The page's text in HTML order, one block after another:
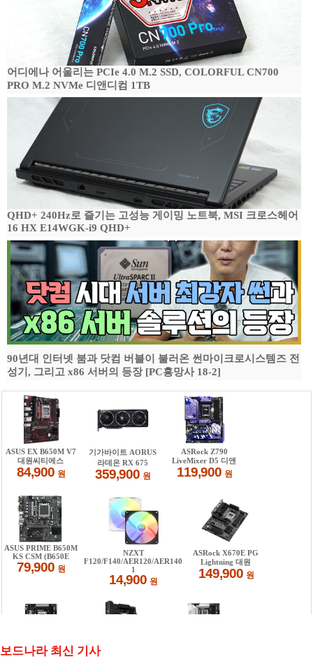
어디에나 어울리는 PCIe 4.0 M.2 SSD, COLORFUL CN700
PRO M.2 NVMe 디앤디컴 1TB
QHD+ 240Hz로 즐기는 고성능 게이밍 노트북, MSI 크로스헤어
16 HX E14WGK-i9 QHD+
90년대 인터넷 붐과 닷컴 버블이 불러온 썬마이크로시스템즈 전
성기, 그리고 x86 서버의 등장 [PC흥망사 18-2]
보드나라 최신 기사